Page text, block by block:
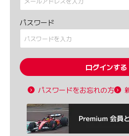
パスワード
ログインする
パスワードをお忘れの方